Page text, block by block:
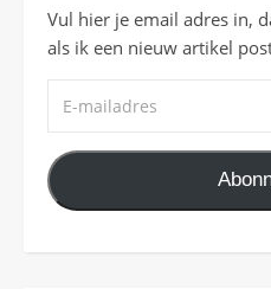
Vul hier je email adres in,
als ik een nieuw artikel